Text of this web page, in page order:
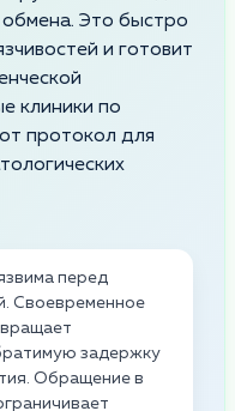
Это быстро
и готовит
клиники по
протокол для
перед
Своевременное
задержку
Обращение в